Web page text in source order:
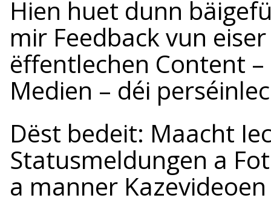
Hien huet dunn
mir Feedback vun
ëffentlechen Content
Medien – déi
Dëst bedeit: Maacht
Statusmeldungen a
a manner